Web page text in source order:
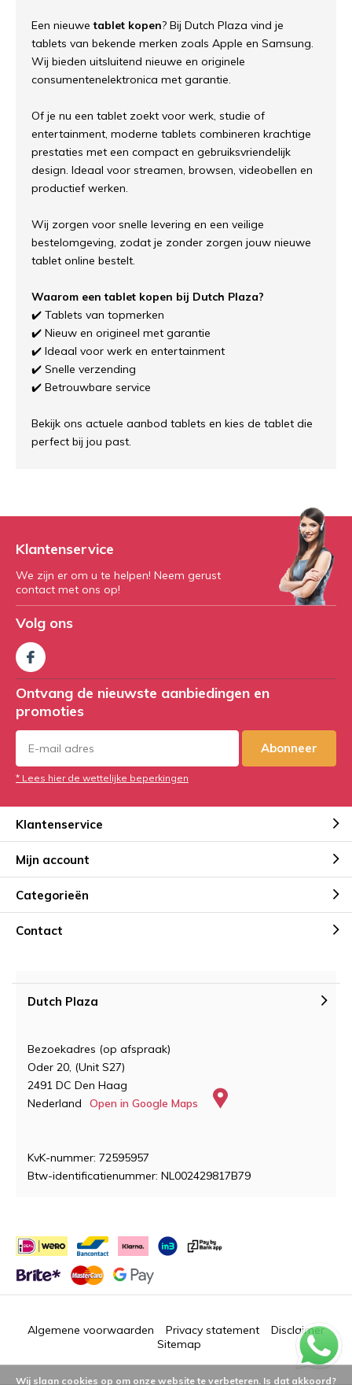
Een nieuwetablet kopen? Bij Dutch Plaza vind je
tablets van bekende merken zoals Apple en Samsung.
Wij bieden uitsluitend nieuwe en originele
consumentenelektronica met garantie.
Of je nu een tablet zoekt voor werk, studie of
entertainment, moderne tablets combineren krachtige
prestaties met een compact en gebruiksvriendelijk
design. Ideaal voor streamen, browsen, videobellen en
productief werken.
Wij zorgen voor snelle levering en een veilige
bestelomgeving, zodat je zonder zorgen jouw nieuwe
tablet online bestelt.
Waarom een tablet kopen bij Dutch Plaza?
✔️ Tablets van topmerken
✔️ Nieuw en origineel met garantie
✔️ Ideaal voor werk en entertainment
✔️ Snelle verzending
✔️ Betrouwbare service
Bekijk ons actuele aanbod tablets en kies de tablet die
perfect bij jou past.
Klantenservice
We zijn er om u te helpen! Neem gerust
contact met ons op!
Volg ons
Ontvang de nieuwste aanbiedingen en
promoties
Abonneer
* Lees hier de wettelijke beperkingen
Klantenservice
Mijn account
Categorieën
Contact
Dutch Plaza
Bezoekadres (op afspraak)
Oder 20, (Unit S27)
2491 DC Den Haag
Nederland
Open in Google Maps
KvK-nummer: 72595957
Btw-identificatienummer: NL002429817B79
Algemene voorwaarden Privacy statement
Disclaimer
Sitemap
Wij slaan cookies op om onze website te verbeteren. Is dat akkoord?